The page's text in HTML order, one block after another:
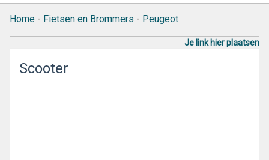
Home - Fietsen en Brommers - Peugeot
Je link hier plaatsen
Scooter